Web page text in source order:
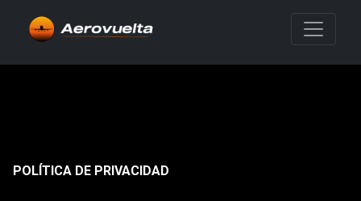
POLÍTICA DE PRIVACIDAD